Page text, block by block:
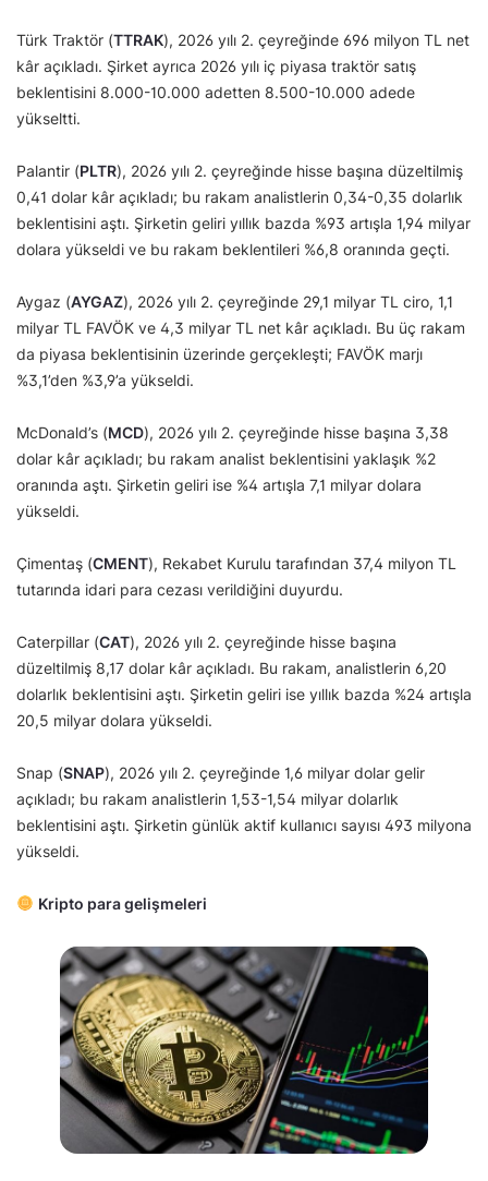
Türk Traktör (TTRAK), 2026 yılı 2. çeyreğinde 696 milyon TL net
kâr açıkladı. Şirket ayrıca 2026 yılı iç piyasa traktör satış
beklentisini 8.000-10.000 adetten 8.500-10.000 adede
yükseltti.
Palantir (PLTR), 2026 yılı 2. çeyreğinde hisse başına düzeltilmiş
0,41 dolar kâr açıkladı; bu rakam analistlerin 0,34-0,35 dolarlık
beklentisini aştı. Şirketin geliri yıllık bazda %93 artışla 1,94 milyar
dolara yükseldi ve bu rakam beklentileri %6,8 oranında geçti.
Aygaz (AYGAZ), 2026 yılı 2. çeyreğinde 29,1 milyar TL ciro, 1,1
milyar TL FAVÖK ve 4,3 milyar TL net kâr açıkladı. Bu üç rakam
da piyasa beklentisinin üzerinde gerçekleşti; FAVÖK marjı
%3,1’den %3,9’a yükseldi.
McDonald’s (MCD), 2026 yılı 2. çeyreğinde hisse başına 3,38
dolar kâr açıkladı; bu rakam analist beklentisini yaklaşık %2
oranında aştı. Şirketin geliri ise %4 artışla 7,1 milyar dolara
yükseldi.
Çimentaş (CMENT), Rekabet Kurulu tarafından 37,4 milyon TL
tutarında idari para cezası verildiğini duyurdu.
Caterpillar (CAT), 2026 yılı 2. çeyreğinde hisse başına
düzeltilmiş 8,17 dolar kâr açıkladı. Bu rakam, analistlerin 6,20
dolarlık beklentisini aştı. Şirketin geliri ise yıllık bazda %24 artışla
20,5 milyar dolara yükseldi.
Snap (SNAP), 2026 yılı 2. çeyreğinde 1,6 milyar dolar gelir
açıkladı; bu rakam analistlerin 1,53-1,54 milyar dolarlık
beklentisini aştı. Şirketin günlük aktif kullanıcı sayısı 493 milyona
yükseldi.
Kripto para gelişmeleri